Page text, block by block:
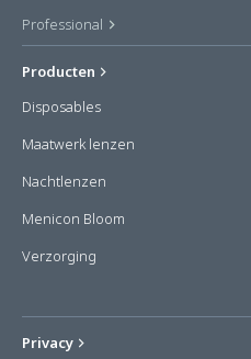
Professional
Producten
Disposables
Maatwerk lenzen
Nachtlenzen
Menicon Bloom
Verzorging
Privacy